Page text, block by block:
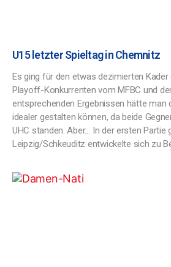
U15 letzter Spieltag in Chemnitz
Es ging für den etwas dezimierten Kader
Playoff-Konkurrenten vom MFBC und
entsprechenden Ergebnissen hätte man
idealer gestalten können, da beide
UHC standen. Aber… In der ersten Partie
Leipzig/Schkeuditz entwickelte sich zu